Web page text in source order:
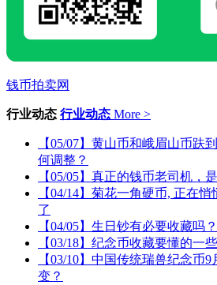
钱币拍卖网
行业动态 行业动态 More >
【05/07】黄山币和峨眉山币趺
何调整？
【05/05】真正的钱币老司机，
【04/14】菊花一角硬币, 正在
了
【04/05】生日钞有必要收藏吗？
【03/18】纪念币收藏要懂的一
【03/10】中国传统瑞兽纪念币
变？